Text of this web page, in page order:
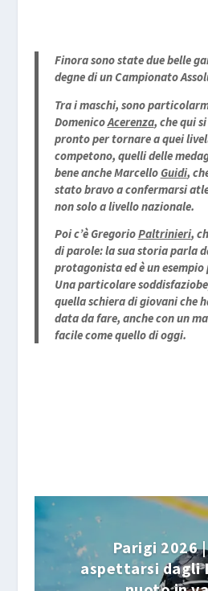
Finora sono state due belle
degne di un Campionato
Tra i maschi, sono
DomenicoAcerenza, che qui
pronto per tornare a quei
competono, quelli delle
bene anche Marcello Guidi,
stato bravo a confermarsi
non solo a livello nazionale.
Poi c’è GregorioPaltrinieri,
di parole: la sua storia parla
protagonista ed è un
Una particolare
quella schiera di giovani che
data da fare, anche con un
facile come quello di oggi.
Parigi 2026
aspettarsi dagli